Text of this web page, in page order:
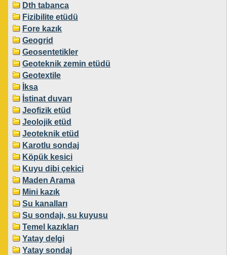
Dth tabanca
Fizibilite etüdü
Fore kazık
Geogrid
Geosentetikler
Geoteknik zemin etüdü
Geotextile
İksa
İstinat duvarı
Jeofizik etüd
Jeolojik etüd
Jeoteknik etüd
Karotlu sondaj
Köpük kesici
Kuyu dibi çekici
Maden Arama
Mini kazık
Su kanalları
Su sondajı, su kuyusu
Temel kazıkları
Yatay delgi
Yatay sondaj